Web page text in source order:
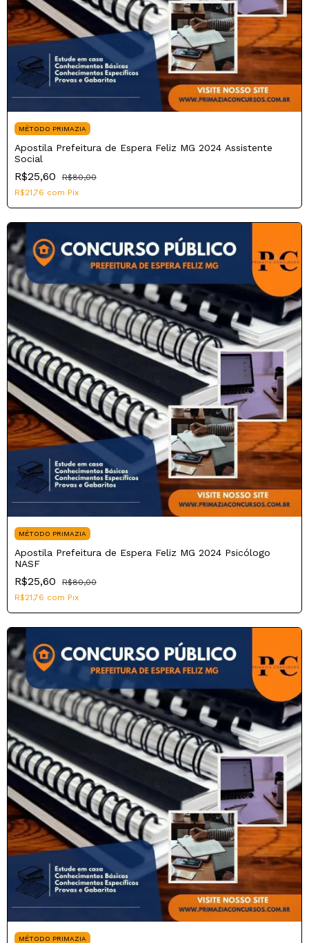
MÉTODO PRIMAZIA
Apostila Prefeitura de Espera Feliz MG 2024 Assistente
Social
R$25,60
R$80,00
R$21,76 com Pix
MÉTODO PRIMAZIA
Apostila Prefeitura de Espera Feliz MG 2024 Psicólogo
NASF
R$25,60
R$80,00
R$21,76 com Pix
MÉTODO PRIMAZIA